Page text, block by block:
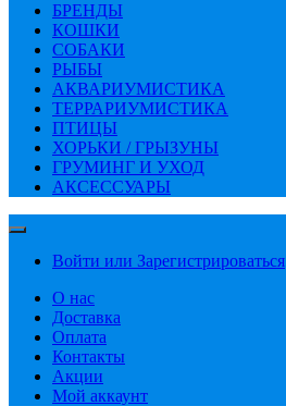
БРЕНДЫ
КОШКИ
СОБАКИ
РЫБЫ
АКВАРИУМИСТИКА
ТЕРРАРИУМИСТИКА
ПТИЦЫ
ХОРЬКИ / ГРЫЗУНЫ
ГРУМИНГ И УХОД
АКСЕССУАРЫ
Войти или Зарегистрироваться
О нас
Доставка
Оплата
Контакты
Акции
Мой аккаунт